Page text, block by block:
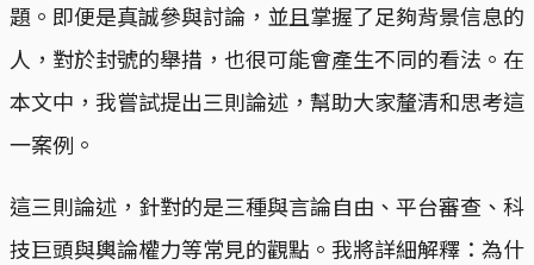
題。即便是真誠參與討論，並且掌握了足夠背景信息的
人，對於封號的舉措，也很可能會產生不同的看法。在
本文中，我嘗試提出三則論述，幫助大家釐清和思考這
一案例。
這三則論述，針對的是三種與言論自由、平台審查、科
技巨頭與輿論權力等常見的觀點。我將詳細解釋：為什